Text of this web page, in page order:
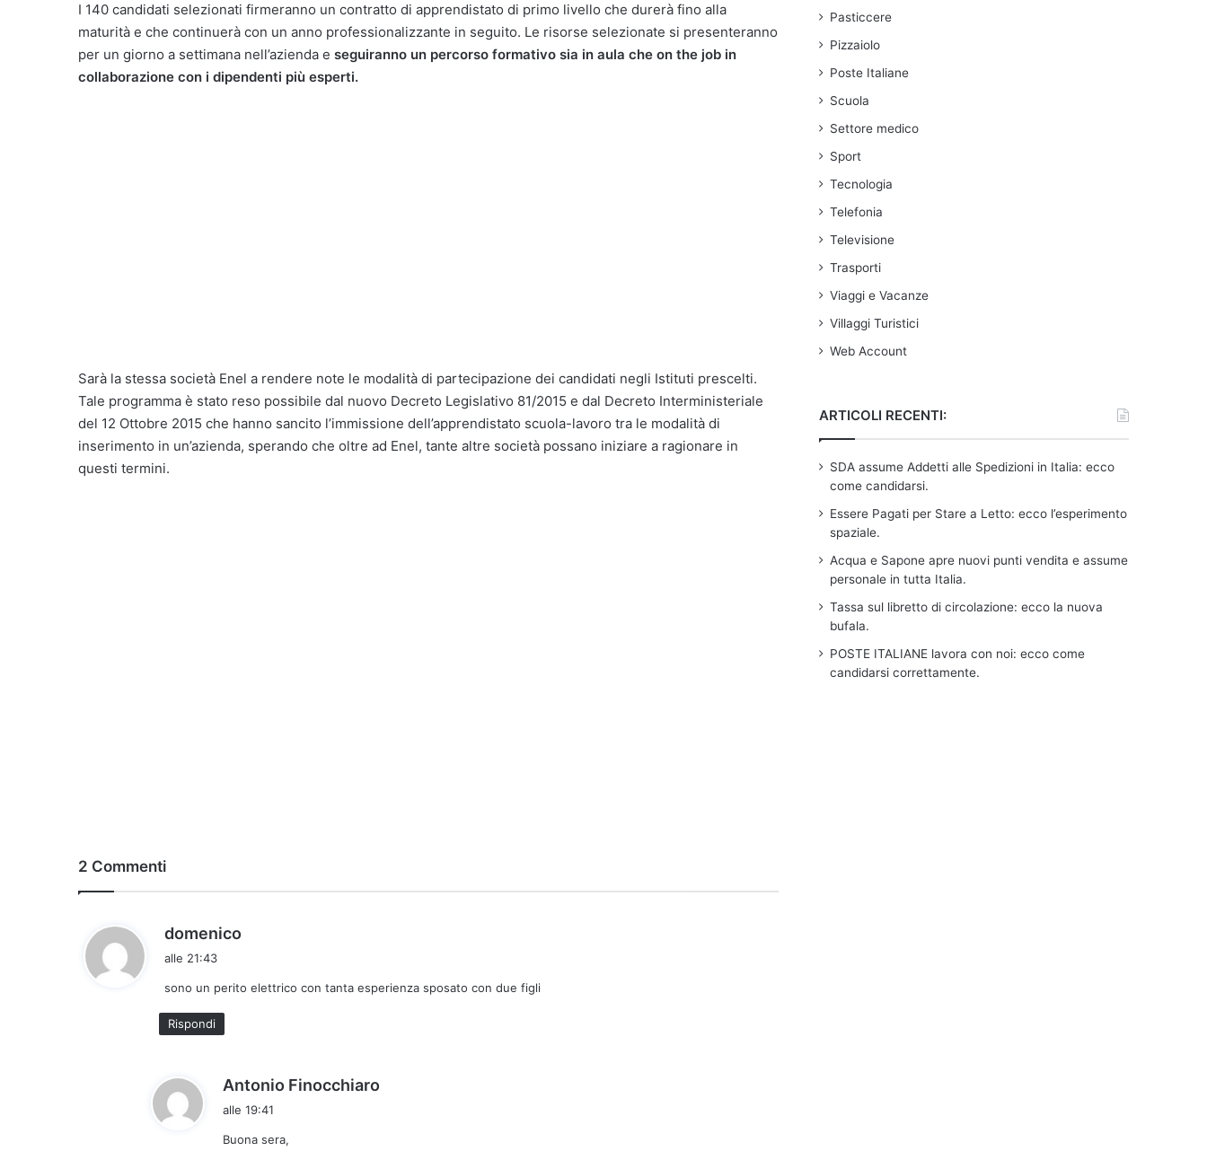
I 140 candidati selezionati firmeranno un contratto di apprendistato di primo livello che durerà fino alla
maturità e che continuerà con un anno professionalizzante in seguito. Le risorse selezionate si presenteranno
per un giorno a settimana nell’azienda e seguiranno un percorso formativo sia in aula che on the job in
collaborazione con i dipendenti più esperti.
Sarà la stessa società Enel a rendere note le modalità di partecipazione dei candidati negli Istituti prescelti.
Tale programma è stato reso possibile dal nuovo Decreto Legislativo 81/2015 e dal Decreto Interministeriale
del 12 Ottobre 2015 che hanno sancito l’immissione dell’apprendistato scuola-lavoro tra le modalità di
inserimento in un’azienda, sperando che oltre ad Enel, tante altre società possano iniziare a ragionare in
questi termini.
2 Commenti
domenico
e
alle 21:43
sono un perito elettrico con tanta esperienza sposato con due figli
Rispondi
Antonio Finocchiaro
alle 19:41
Buona sera,
Pasticcere
Pizzaiolo
Poste Italiane
Scuola
Settore medico
Sport
Tecnologia
Telefonia
Televisione
Trasporti
Viaggi e Vacanze
Villaggi Turistici
Web Account
ARTICOLI RECENTI:
SDA assume Addetti alle Spedizioni in Italia: ecco
come candidarsi.
Essere Pagati per Stare a Letto: ecco l’esperimento
spaziale.
Acqua e Sapone apre nuovi punti vendita e assume
personale in tutta Italia.
Tassa sul libretto di circolazione: ecco la nuova
bufala.
POSTE ITALIANE lavora con noi: ecco come
candidarsi correttamente.